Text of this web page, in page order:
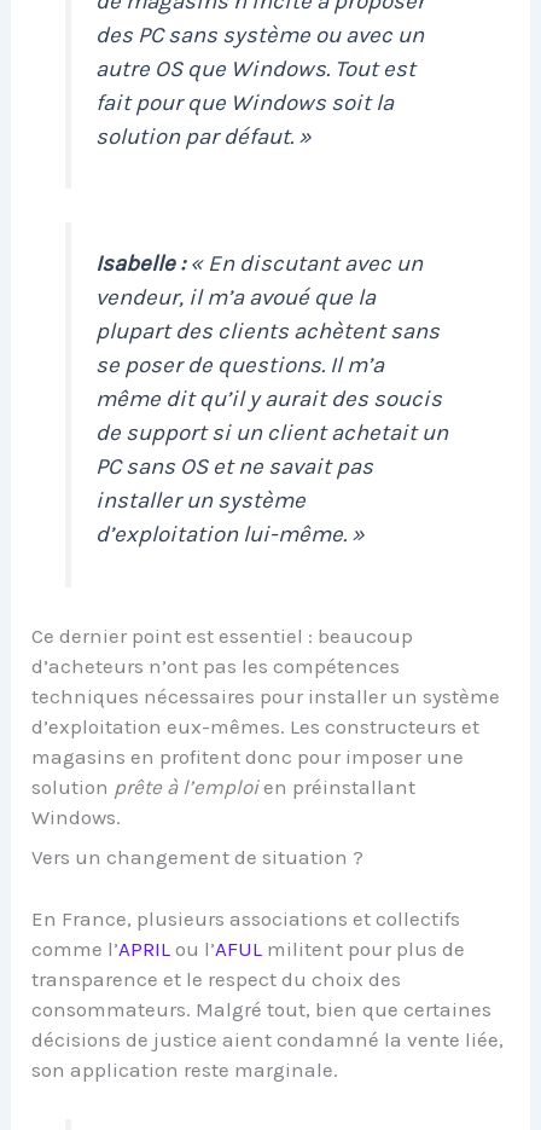
des PC sans système ou avec un
autre OS que Windows. Tout est
fait pour que Windows soit la
solution par défaut. »
Isabelle :« En discutant avec un
vendeur, il m’a avoué que la
plupart des clients achètent sans
se poser de questions. Il m’a
même dit qu’il y aurait des soucis
de support si un client achetait un
PC sans OS et ne savait pas
installer un système
d’exploitation lui-même. »
Ce dernier point est essentiel : beaucoup
d’acheteurs n’ont pas les compétences
techniques nécessaires pour installer un système
d’exploitation eux-mêmes. Les constructeurs et
magasins en profitent donc pour imposer une
solution prête à l’emploien préinstallant
Windows.
Vers un changement de situation ?
En France, plusieurs associations et collectifs
comme l’APRIL ou l’AFUL militent pour plus de
transparence et le respect du choix des
consommateurs. Malgré tout, bien que certaines
décisions de justice aient condamné la vente liée,
son application reste marginale.